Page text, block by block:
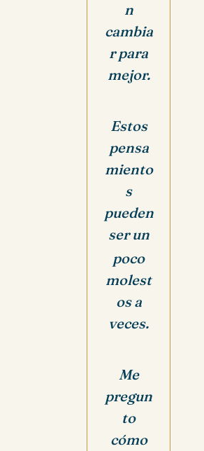
n
cambia
r para
mejor.
Estos
pensa
miento
s
pueden
ser un
poco
molest
os a
veces.
Me
pregun
to
cómo